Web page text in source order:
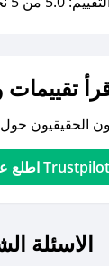
اطلع على آراء عملائنا على Trustpilot
الاسئلة